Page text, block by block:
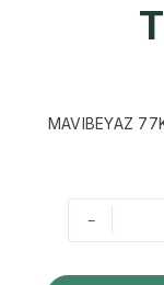
MAVIBEYAZ
-